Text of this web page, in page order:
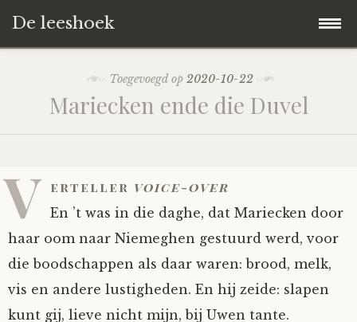
De leeshoek
content
De Leeshoek
Wie zijn we?
Nieuw op de site
De hele kast
Alternatieve straffen
HD-Archief
Hoe geef je?
Alle verhalen
Polls
Toegevoegd op 2020-10-22
Mariecken ende die Duvel
V erteller voice-over
En ’t was in die daghe, dat Mariecken door
haar oom naar Niemeghen gestuurd werd, voor
die boodschappen als daar waren: brood, melk,
vis en andere lustigheden. En hij zeide: slapen
kunt gij, lieve nicht mijn, bij Uwen tante.